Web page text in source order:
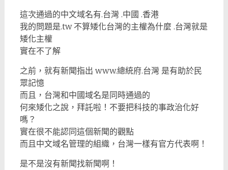
這次通過的中文域名有.台灣 .中國 .香港
我的問題是.tw 不算矮化台灣的主權為什麼 .台灣就是
矮化主權
實在不了解
之前，就有新聞指出 www.總統府.台灣 是有助於民
眾記憶
而且，台灣和中國域名是同時通過的
何來矮化之說，拜託啦！不要把科技的事政治化好
嗎？
實在很不能認同這個新聞的觀點
而且中文域名管理的組織，台灣一樣有官方代表啊！
是不是沒有新聞找新聞啊！